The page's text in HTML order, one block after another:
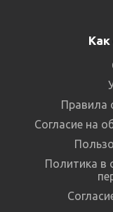
Правила
Согласие на
Политика в